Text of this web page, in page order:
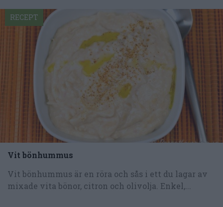
Vit bönhummus
Vit bönhummus är en röra och sås i ett du lagar av
mixade vita bönor, citron och olivolja. Enkel,...
RECEPT